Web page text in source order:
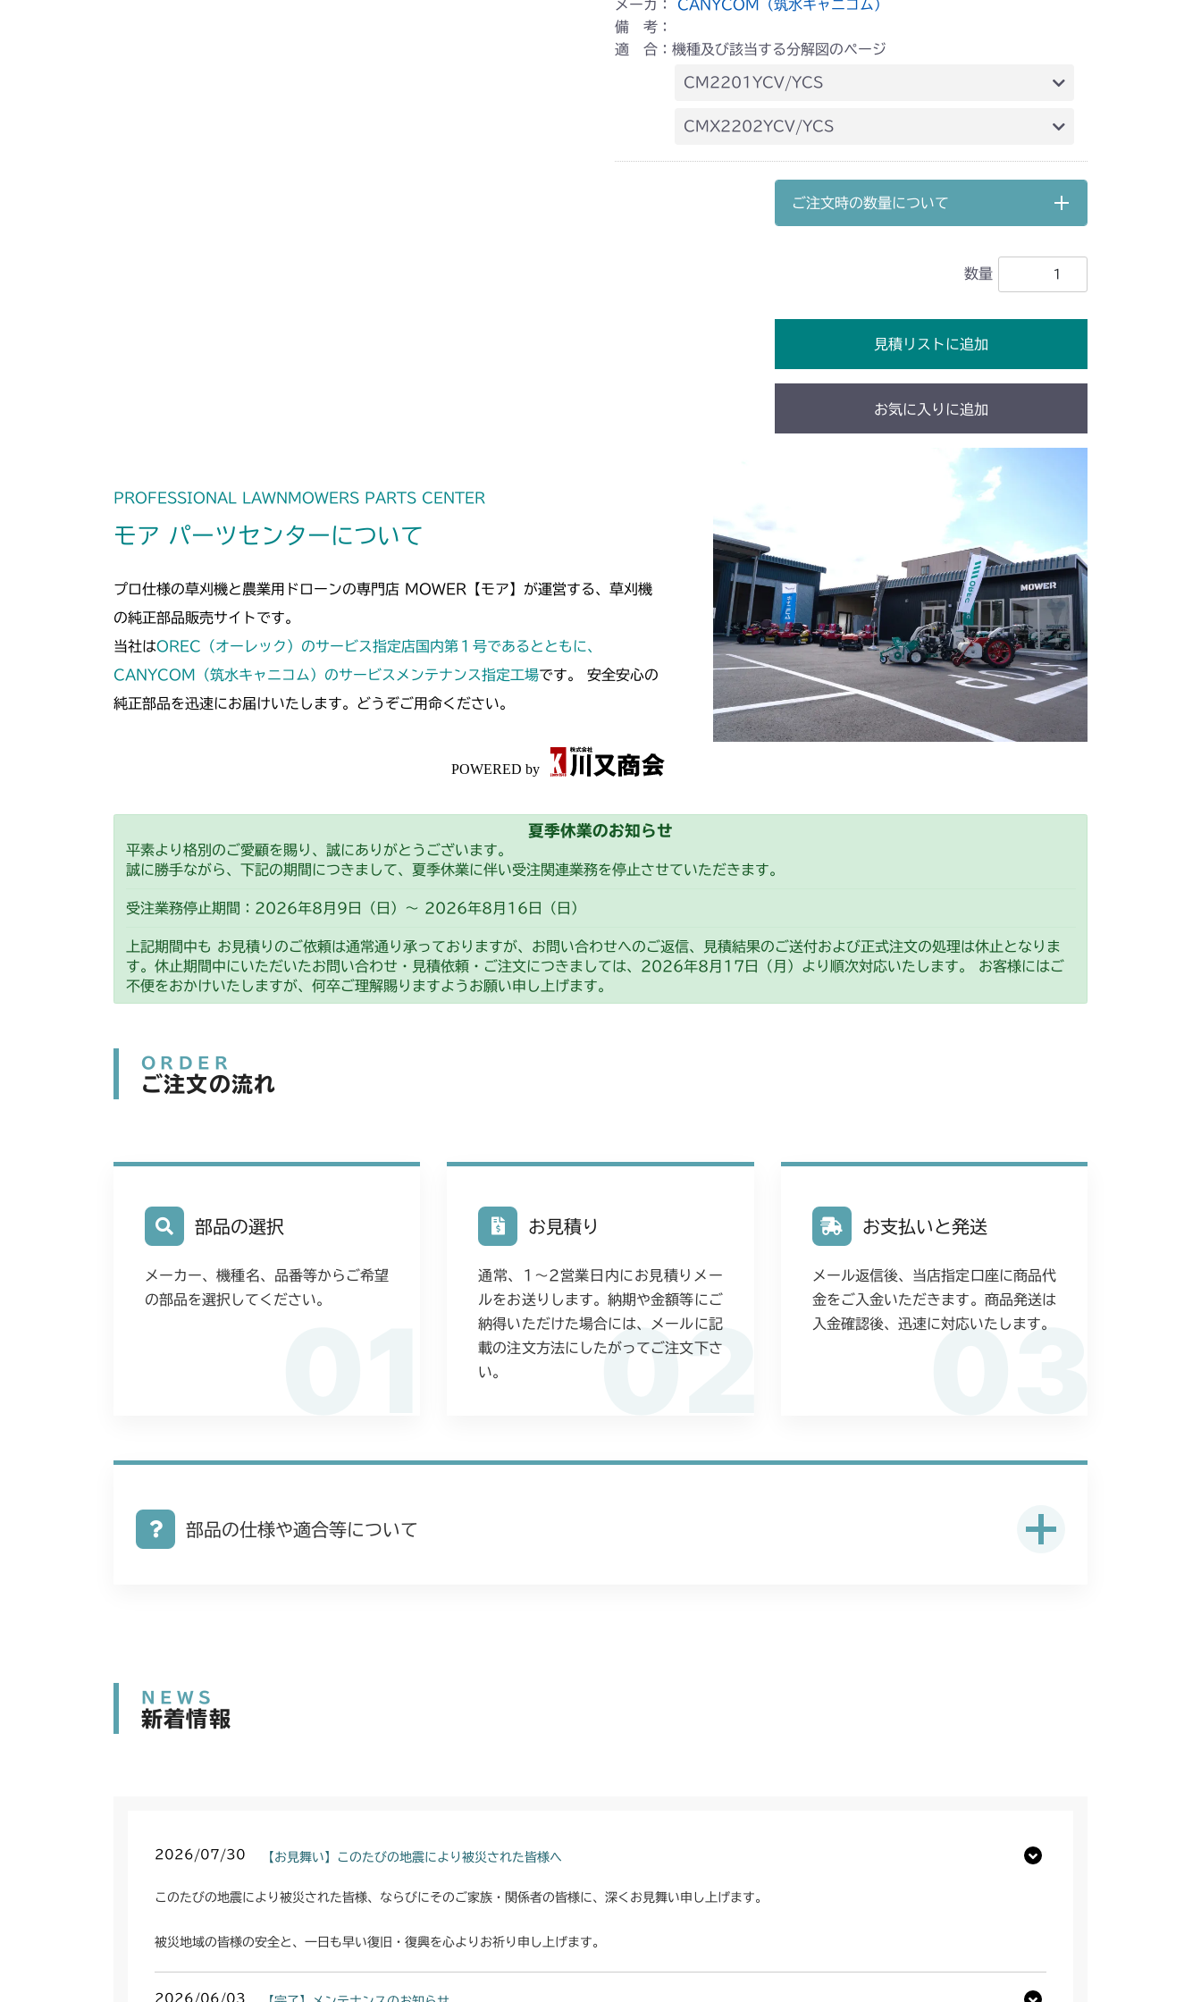
メーカ： CANYCOM（筑水キャニコム）
備 考：
適 合：機種及び該当する分解図のページ
CM2201YCV/YCS
本体 FIG4 燃料タンク
CMX2202YCV/YCS
ご注文時の数量について
数量
見積リストに追加
お気に入りに追加
PROFESSIONAL LAWNMOWERS PARTS CENTER
モア パーツセンターについて
プロ仕様の草刈機と農業用ドローンの専門店 MOWER【モア】が運営する、草刈機
の純正部品販売サイトです。
当社はOREC（オーレック）のサービス指定店国内第１号であるとともに、
CANYCOM（筑水キャニコム）のサービスメンテナンス指定工場です。 安全安心の
純正部品を迅速にお届けいたします。どうぞご用命ください。
夏季休業のお知らせ
平素より格別のご愛顧を賜り、誠にありがとうございます。
誠に勝手ながら、下記の期間につきまして、夏季休業に伴い受注関連業務を停止させていただきます。
受注業務停止期間：2026年8月9日（日）～ 2026年8月16日（日）
上記期間中も お見積りのご依頼は通常通り承っておりますが、お問い合わせへのご返信、見積結果のご送付および正式注文の処理は休止となりま
す。休止期間中にいただいたお問い合わせ・見積依頼・ご注文につきましては、2026年8月17日（月）より順次対応いたします。 お客様にはご
不便をおかけいたしますが、何卒ご理解賜りますようお願い申し上げます。
ORDER
ご注文の流れ
部品の選択
メーカー、機種名、品番等からご希望
の部品を選択してください。
02
お見積り
通常、1〜2営業日内にお見積りメー
ルをお送りします。納期や金額等にご
納得いただけた場合には、メールに記
載の注文方法にしたがってご注文下さ
い。
03
お支払いと発送
メール返信後、当店指定口座に商品代
金をご入金いただきます。商品発送は
入金確認後、迅速に対応いたします。
部品の仕様や適合等について
NEWS
新着情報
2026/07/30 【お見舞い】このたびの地震により被災された皆様へ
このたびの地震により被災された皆様、ならびにそのご家族・関係者の皆様に、深くお見舞い申し上げます。
被災地域の皆様の安全と、一日も早い復旧・復興を心よりお祈り申し上げます。
2026/06/03